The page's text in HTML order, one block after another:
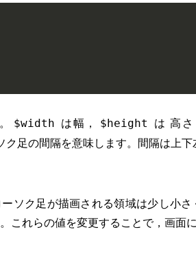
$width は幅， $height は 高さ
足の間隔を意味します。間隔は上下
ソク足が描画される領域は少し小
これらの値を変更することで，画面